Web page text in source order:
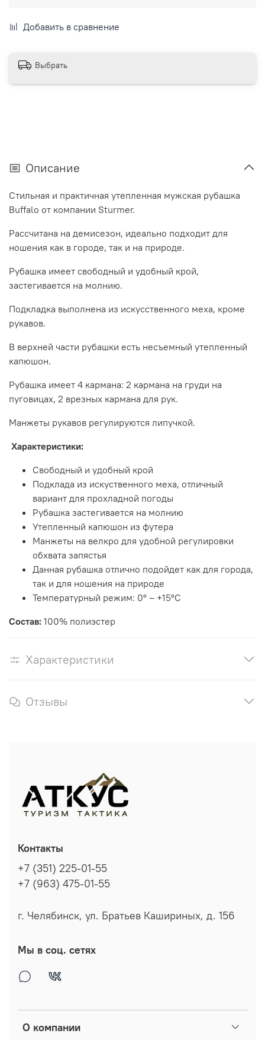
Добавить в сравнение
Выбрать
Описание
Стильная и практичная утепленная мужская рубашка
Buffalo от компании Sturmer.
Рассчитана на демисезон, идеально подходит для
ношения как в городе, так и на природе.
Рубашка имеет свободный и удобный крой,
застегивается на молнию.
Подкладка выполнена из искусственного меха, кроме
рукавов.
В верхней части рубашки есть несъемный утепленный
капюшон.
Рубашка имеет 4 кармана: 2 кармана на груди на
пуговицах, 2 врезных кармана для рук.
Манжеты рукавов регулируются липучкой.
Характеристики:
Свободный и удобный крой
Подклада из искуственного меха, отличный
вариант для прохладной погоды
Рубашка застегивается на молнию
Утепленный капюшон из футера
Манжеты на велкро для удобной регулировки
обхвата запястья
Данная рубашка отлично подойдет как для города,
так и для ношения на природе
Температурный режим: 0° – +15°C
Состав: 100% полиэстер
Характеристики
Отзывы
О компании
Контакты
+7 (351) 225-01-55
+7 (963) 475-01-55
г. Челябинск, ул. Братьев Кашириных, д. 156
Мы в соц. сетях